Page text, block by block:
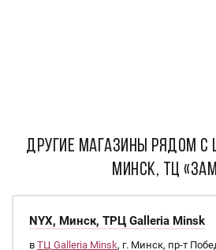
ДРУГИЕ МАГАЗИНЫ РЯДОМ С
Минск, ТЦ
NYX, Минск, ТРЦ Galleria Minsk
в ТЦ Galleria Minsk, г. Минск, пр-т